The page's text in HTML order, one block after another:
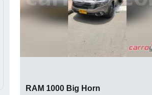
RAM 1000 Big Horn